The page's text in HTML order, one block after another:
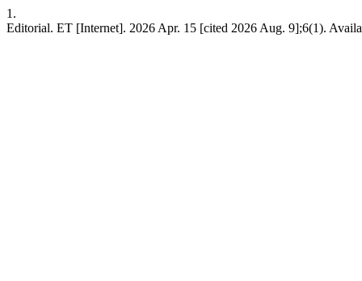
1.
Editorial. ET [Internet]. 2026 Apr. 15 [cited 2026 Aug. 9];6(1).